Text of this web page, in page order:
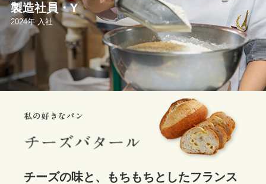
製造社員・Y
2024年 入社
チーズの味と、
もちもちとしたフランス
よくあるご質問
募集要項・エントリ―